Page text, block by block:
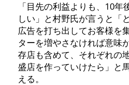
「目先の利益よりも、10年
しい」と村野氏が言うと「
広告を打ち出してお客様を
ターを増やさなければ意味
存店も含めて、それぞれの
盛店を作っていけたら」と
える。